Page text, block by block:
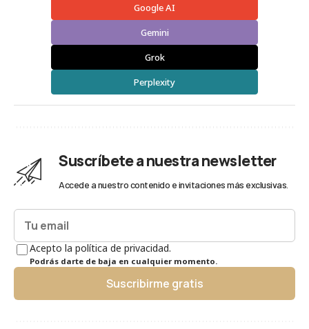
Google AI
Gemini
Grok
Perplexity
Suscríbete a nuestra newsletter
Accede a nuestro contenido e invitaciones más exclusivas.
Acepto la política de privacidad.
Podrás darte de baja en cualquier momento.
Suscribirme gratis